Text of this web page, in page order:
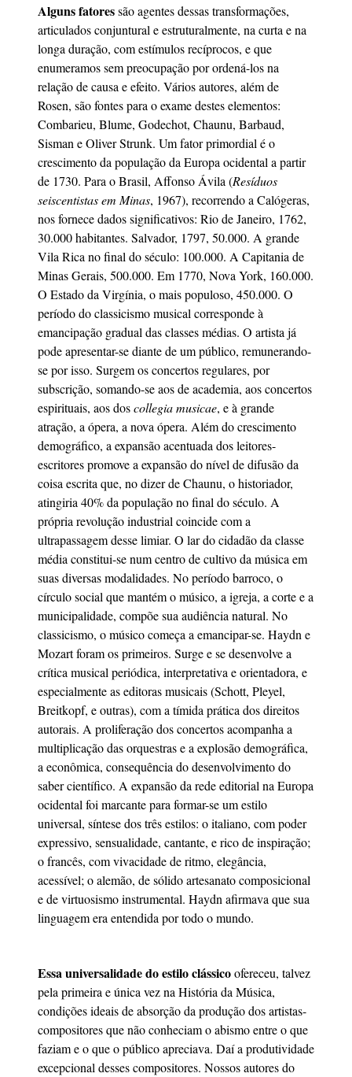
Alguns fatoressão agentes dessas transformações,
articulados conjuntural e estruturalmente, na curta e na
longa duração, com estímulos recíprocos, e que
enumeramos sem preocupação por ordená-los na
relação de causa e efeito. Vários autores, além de
Rosen, são fontes para o exame destes elementos:
Combarieu, Blume, Godechot, Chaunu, Barbaud,
Sisman e Oliver Strunk. Um fator primordial é o
crescimento da população da Europa ocidental a partir
de 1730. Para o Brasil, Affonso Ávila (Resíduos
seiscentistas em Minas, 1967), recorrendo a Calógeras,
nos fornece dados significativos: Rio de Janeiro, 1762,
30.000 habitantes. Salvador, 1797, 50.000. A grande
Vila Rica no final do século: 100.000. A Capitania de
Minas Gerais, 500.000. Em 1770, Nova York, 160.000.
O Estado da Virgínia, o mais populoso, 450.000. O
período do classicismo musical corresponde à
emancipação gradual das classes médias. O artista já
pode apresentar-se diante de um público, remunerando-
se por isso. Surgem os concertos regulares, por
subscrição, somando-se aos de academia, aos concertos
espirituais, aos doscollegia musicae, e à grande
atração, a ópera, a nova ópera. Além do crescimento
demográfico, a expansão acentuada dos leitores-
escritores promove a expansão do nível de difusão da
coisa escrita que, no dizer de Chaunu, o historiador,
atingiria 40% da população no final do século. A
própria revolução industrial coincide com a
ultrapassagem desse limiar. O lar do cidadão da classe
média constitui-se num centro de cultivo da música em
suas diversas modalidades. No período barroco, o
círculo social que mantém o músico, a igreja, a corte e a
municipalidade, compõe sua audiência natural. No
classicismo, o músico começa a emancipar-se. Haydn e
Mozart foram os primeiros. Surge e se desenvolve a
crítica musical periódica, interpretativa e orientadora, e
especialmente as editoras musicais (Schott, Pleyel,
Breitkopf, e outras), com a tímida prática dos direitos
autorais. A proliferação dos concertos acompanha a
multiplicação das orquestras e a explosão demográfica,
a econômica, consequência do desenvolvimento do
saber científico. A expansão da rede editorial na Europa
ocidental foi marcante para formar-se um estilo
universal, síntese dos três estilos: o italiano, com poder
expressivo, sensualidade, cantante, e rico de inspiração;
o francês, com vivacidade de ritmo, elegância,
acessível; o alemão, de sólido artesanato composicional
e de virtuosismo instrumental. Haydn afirmava que sua
linguagem era entendida por todo o mundo.
Essa universalidade do estilo clássicoofereceu, talvez
pela primeira e única vez na História da Música,
condições ideais de absorção da produção dos artistas-
compositores que não conheciam o abismo entre o que
faziam e o que o público apreciava. Daí a produtividade
excepcional desses compositores. Nossos autores do